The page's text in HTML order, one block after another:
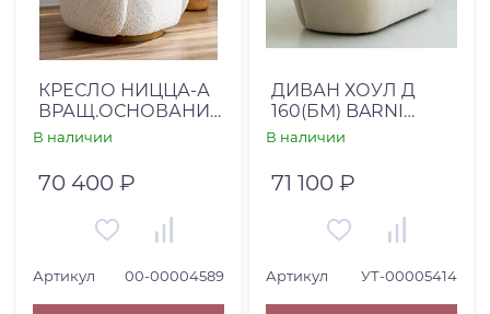
КРЕСЛО НИЦЦА-А
ВРАЩ.ОСНОВАНИЕ
СОУЛ 000
В наличии
70 400 ₽
Артикул 00-00004589
ДИВАН ХОУЛ Д
160(БМ) BARNI
CREAM
В наличии
71 100 ₽
Артикул УТ-00005414